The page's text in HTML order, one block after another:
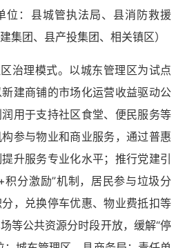
位：县城管执法局、县消防救援
集团、县产投集团、相关镇区）
治理模式。以城东管理区为试点
建商铺的市场化运营收益驱动公
用于支持社区食堂、便民服务等
参与物业和商业服务，通过普惠
升服务专业化水平；推行党建引
分激励”机制，居民参与垃圾分
，兑换停车优惠、物业费抵扣等
等公共资源分时段开放，缓解“停